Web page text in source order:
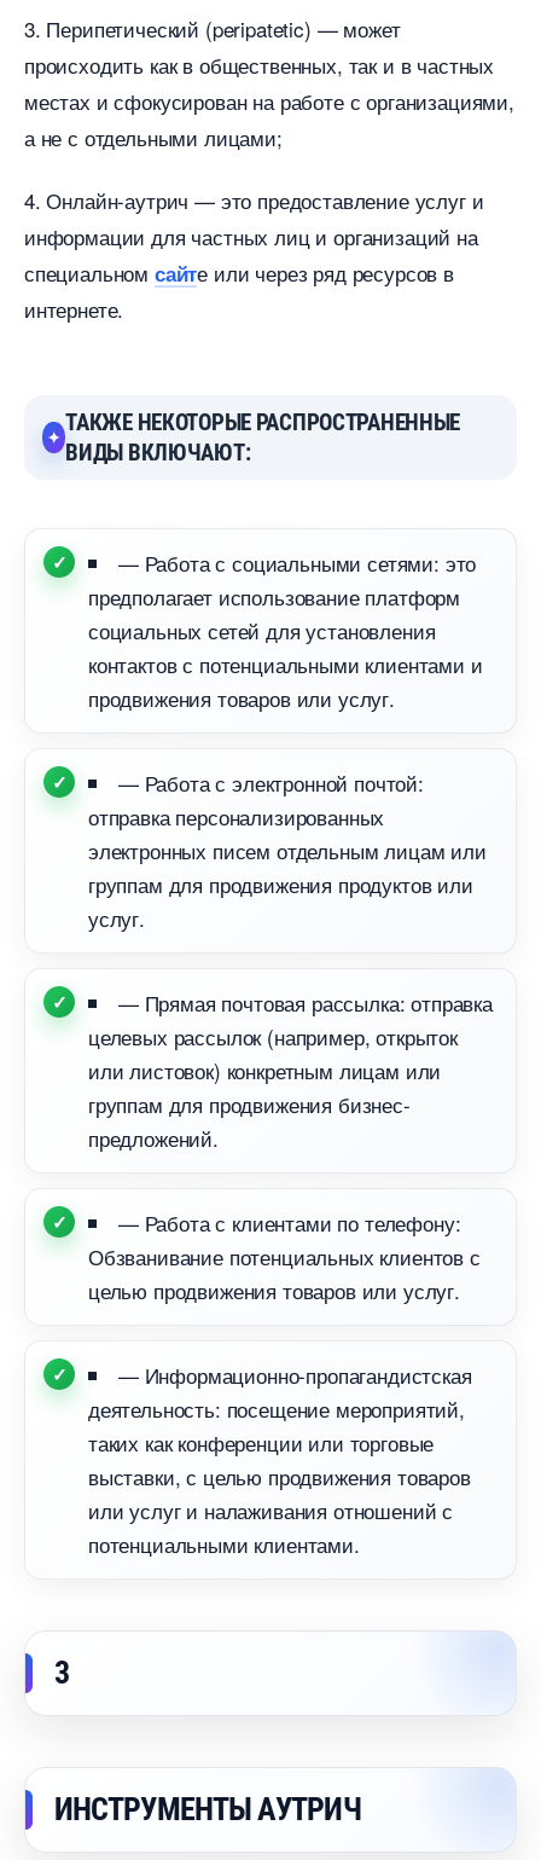
3. Перипетический (peripatetic) — может
происходить как в общественных, так и в частных
местах и сфокусирован на работе с организациями,
а не с отдельными лицами;
4. Онлайн-аутрич — это предоставление услуг и
информации для частных лиц и организаций на
специальном сайте или через ряд ресурсо
интернете.
ТАКЖЕ НЕКОТОРЫЕ РАСПРОСТРАНЕННЫЕ
ИДЫ ВКЛЮЧАЮТ:
— Работа с социальными сетями: это
предполагает использование платформ
социальных сетей для установления
контактов с потенциальными клиентами и
продвижения товаров или услуг.
— Работа с электронной почтой:
отправка персонализированных
электронных писем отдельным лицам или
руппам для продвижения продуктов или
услуг.
— Прямая почтовая рассылка: отправка
целевых рассылок (например, открыток
или листовок) конкретным лицам или
руппам для продвижения бизнес-
предложений.
— Работа с клиентами по телефону:
Обзванивание потенциальных клиентов с
целью продвижения товаров или услуг.
— Информационно-пропагандистская
деятельность: посещение мероприятий,
таких как конференции или торговые
ыставки, с целью продвижения товаро
или услуг и налаживания отношений с
потенциальными клиентами.
3
ИНСТРУМЕНТЫ АУТРИЧ